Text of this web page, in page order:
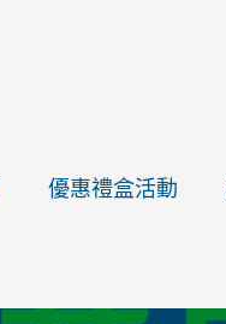
優惠禮盒活動